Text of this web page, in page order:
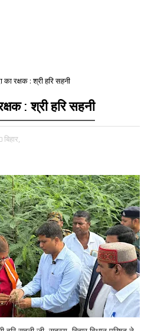
का रक्षक : श्री हरि सहनी
: श्री हरि सहनी
बिहार,